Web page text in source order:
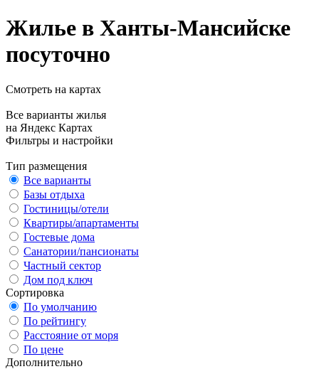
Жилье в Ханты-Мансийске
посуточно
Смотреть на картах
Все варианты жилья
на Яндекс Картах
Фильтры и настройки
Тип размещения
Все варианты
Базы отдыха
Гостиницы/отели
Квартиры/апартаменты
Гостевые дома
Санатории/пансионаты
Частный сектор
Дом под ключ
Сортировка
По умолчанию
По рейтингу
Расстояние от моря
По цене
Дополнительно